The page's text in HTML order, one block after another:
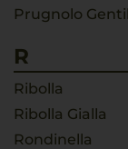
Prugnolo
R
Ribolla
Ribolla Gialla
Rondinella